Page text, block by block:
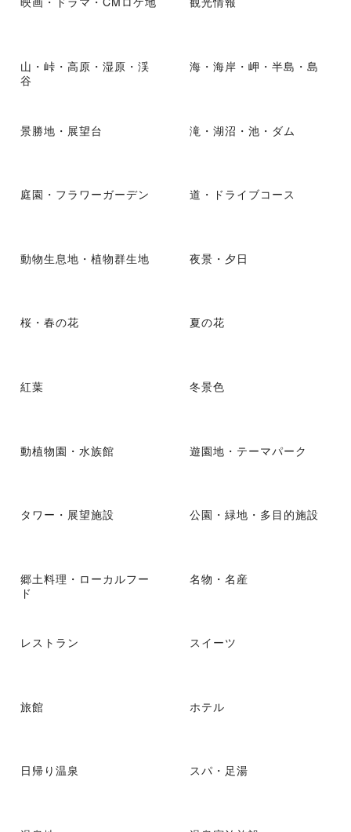
山・峠・高原・湿原・渓
谷
海・海岸・岬・半島・島
景勝地・展望台 滝・湖沼・池・ダム
庭園・フラワーガーデン 道・ドライブコース
動物生息地・植物群生地 夜景・夕日
桜・春の花 夏の花
紅葉 冬景色
動植物園・水族館 遊園地・テーマパーク
タワー・展望施設 公園・緑地・多目的施設
郷土料理・ローカルフー
ド
名物・名産
レストラン スイーツ
旅館 ホテル
日帰り温泉 スパ・足湯